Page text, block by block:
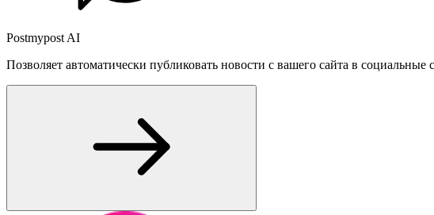
Postmypost AI
Позволяет автоматически публиковать новости с вашего сайта в